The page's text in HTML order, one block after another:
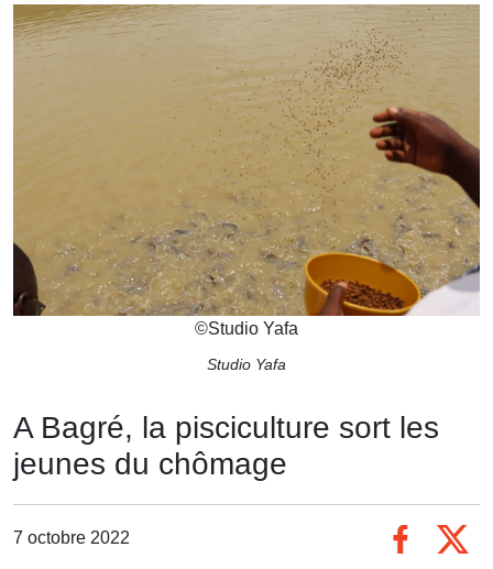
©Studio Yafa
Studio Yafa
A Bagré, la pisciculture sort les
jeunes du chômage
7 octobre 2022